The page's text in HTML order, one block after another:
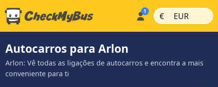
€ | EUR |
Autocarros para Arlon
Arlon: Vê todas as ligações de autocarros e encontra a mais
conveniente para ti